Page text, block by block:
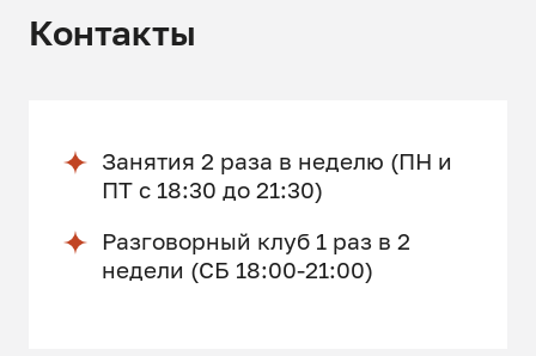
Контакты
Занятия 2 раза в неделю (ПН и
ПТ с 18:30 до 21:30)
Разговорный клуб 1 раз в 2
недели (СБ 18:00-21:00)